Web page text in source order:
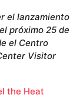
el lanzamiento
próximo 25 de
el Centro
Visitor
the Heat